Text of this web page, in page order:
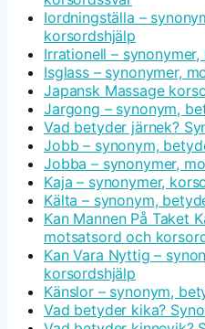
Iordningställa –
korsordshjälp
Irrationell –
Isglass – synonymer,
Japansk Massage
Jargong – synonym,
Vad betyder järnek?
Jobb – synonym,
Jobba – synonymer,
Kaja – synonymer,
Kälta – synonym,
Kan Mannen På Taket
motsatsord och
Kan Vara Nyttig –
korsordshjälp
Känslor – synonym,
Vad betyder kika?